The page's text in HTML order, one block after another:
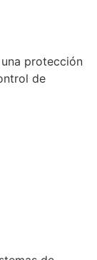
protección
de